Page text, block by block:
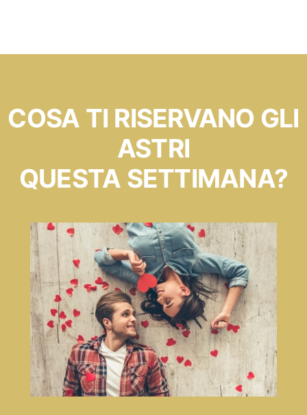
COSA TI RISERVANO GLI
ASTRI
QUESTA SETTIMANA?